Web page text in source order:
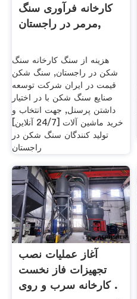
کارخانه فرآوری سنگ
مرمر در راجستان,
هزینه از سنگ کارخانه سنگ
شکن در راجستان, سنگ شکن
قیمت در ايران شركت توسعه
صنایع سنگ شکن با در اختیار
داشتن پرسنل, جهت انتخاب و
خرید ماشین آلات [24/7 آنلاین]
تولید کنندگان سنگ شکن در
راجستان
آغاز عملیات نصب
تجهیزات فاز نخست
کارخانه سرب و روی .